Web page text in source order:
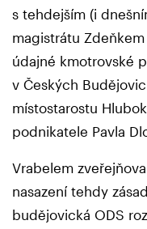
s tehdejším (i
magistrátu
údajné kmotrovské
v Českých
místostarostu
podnikatele Pavla
Vrabelem
nasazení tehdy
budějovická ODS